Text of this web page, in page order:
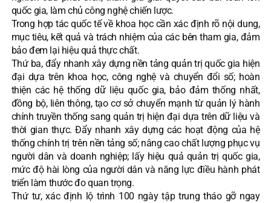
quốc gia, làm chủ công nghệ chiến lược.
Trong hợp tác quốc tế về khoa học cần xác định rõ nội dung,
mục tiêu, kết quả và trách nhiệm của các bên tham gia, đảm
bảo đem lại hiệu quả thực chất.
Thứ ba, đẩy nhanh xây dựng nền tảng quản trị quốc gia hiện
đại dựa trên khoa học, công nghệ và chuyển đổi số; hoàn
thiện các hệ thống dữ liệu quốc gia, bảo đảm thống nhất,
đồng bộ, liên thông, tạo cơ sở chuyển mạnh từ quản lý hành
chính truyền thống sang quản trị hiện đại dựa trên dữ liệu và
thời gian thực. Đẩy nhanh xây dựng các hoạt động của hệ
thống chính trị trên nền tảng số; nâng cao chất lượng phục vụ
người dân và doanh nghiệp; lấy hiệu quả quản trị quốc gia,
mức độ hài lòng của người dân và năng lực điều hành phát
triển làm thước đo quan trọng.
Thứ tư, xác định lộ trình 100 ngày tập trung tháo gỡ ngay